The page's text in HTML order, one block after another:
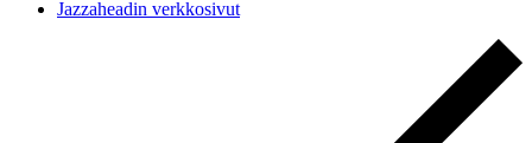
Jazzaheadin verkkosivut